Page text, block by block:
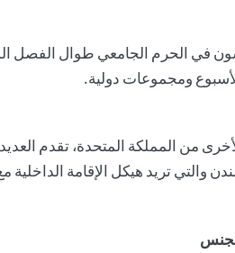
في الحرم الجامعي طوال الفصل
ومجموعات دولية.
من المملكة المتحدة، تقدم
والتي تريد هيكل الإقامة